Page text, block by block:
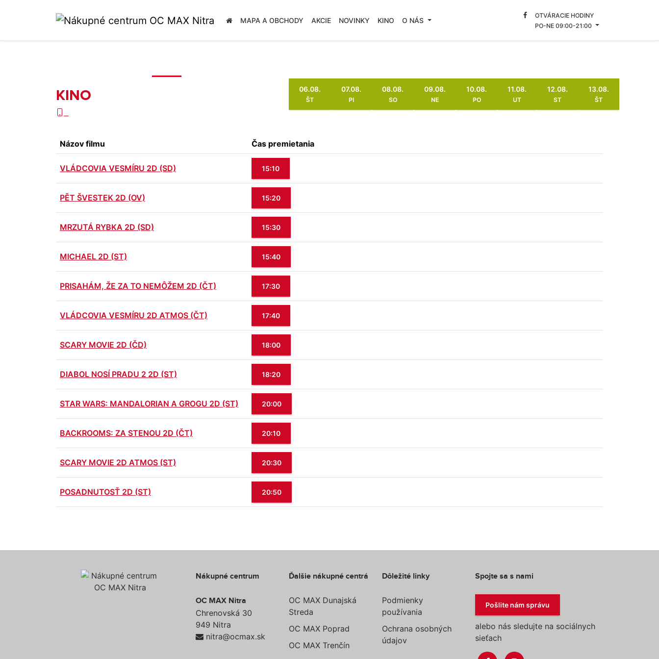
MAPA A OBCHODY AKCIE NOVINKY KINO O NÁS
OTVÁRACIE HODINY
PO-NE 09:00-21:00
KINO 06.08.
ŠT
07.08.
PI
08.08.
SO
09.08.
NE
10.08.
PO
11.08.
UT
12.08.
ST
13.08.
ŠT
Názov filmu Čas premietania
VLÁDCOVIA VESMÍRU 2D (SD) 15:10
PĚT ŠVESTEK 2D (OV) 15:20
MRZUTÁ RYBKA 2D (SD) 15:30
MICHAEL 2D (ST) 15:40
PRISAHÁM, ŽE ZA TO NEMÔŽEM 2D (ČT) 17:30
VLÁDCOVIA VESMÍRU 2D ATMOS (ČT) 17:40
SCARY MOVIE 2D (ČD) 18:00
DIABOL NOSÍ PRADU 2 2D (ST) 18:20
STAR WARS: MANDALORIAN A GROGU 2D (ST) 20:00
BACKROOMS: ZA STENOU 2D (ČT) 20:10
SCARY MOVIE 2D ATMOS (ST) 20:30
POSADNUTOSŤ 2D (ST) 20:50
Nákupné centrum
OC MAX Nitra
Chrenovská 30
949 Nitra
nitra@ocmax.sk
Ďalšie nákupné centrá
OC MAX Dunajská
Streda
OC MAX Poprad
OC MAX Trenčín
Dôležité linky
Podmienky
používania
Ochrana osobných
údajov
Spojte sa s nami
Pošlite nám správu
alebo nás sledujte na sociálnych
sieťach